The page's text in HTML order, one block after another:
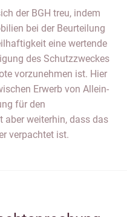
der BGH treu, indem
bei der Beurteilung
eine wertende
des Schutzzweckes
vorzunehmen ist. Hier
Erwerb von Allein-
für den
aber weiterhin, dass das
verpachtet ist.